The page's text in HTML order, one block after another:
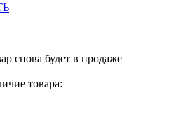
снова будет в продаже
товара: